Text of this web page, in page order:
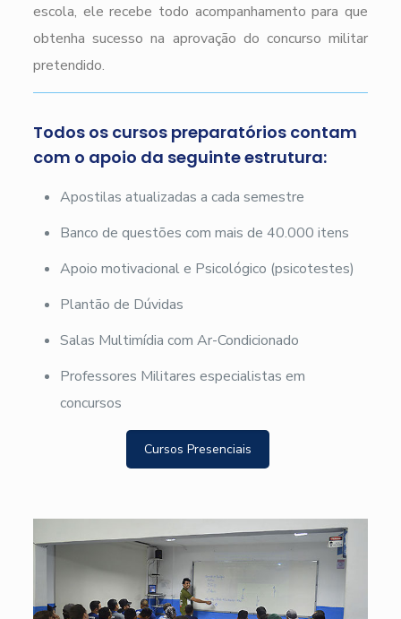
escola, ele recebe todo acompanhamento para que
obtenha sucesso na aprovação do concurso militar
pretendido.
Todos os cursos preparatórios contam
com o apoio da seguinte estrutura:
Apostilas atualizadas a cada semestre
Banco de questões com mais de 40.000 itens
Apoio motivacional e Psicológico (psicotestes)
Plantão de Dúvidas
Salas Multimídia com Ar-Condicionado
Professores Militares especialistas em
concursos
Cursos Presenciais